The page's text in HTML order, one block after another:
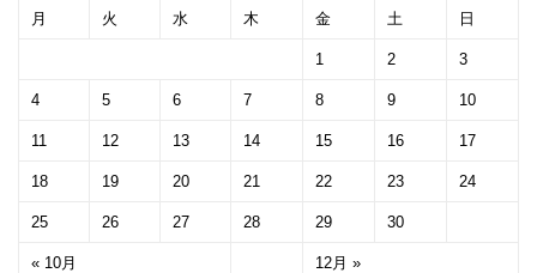
月 火 水 木 金 土 日
« 10月 12月 »
1 2 3
4 5 6 7 8 9 10
11 12 13 14 15 16 17
18 19 20 21 22 23 24
25 26 27 28 29 30